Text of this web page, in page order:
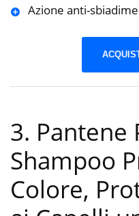
Azione anti-
3. Pantene
Shampoo
Colore,